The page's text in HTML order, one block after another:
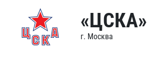
«ЦСКА»
г. Москва